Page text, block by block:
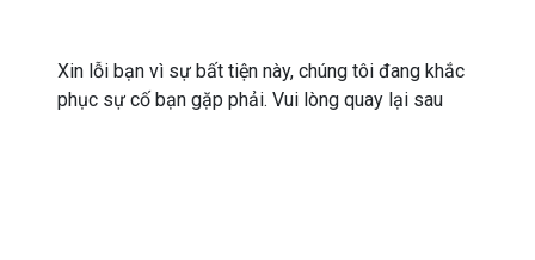
Xin lỗi bạn vì sự bất tiện này, chúng tôi đang khắc
phục sự cố bạn gặp phải. Vui lòng quay lại sau